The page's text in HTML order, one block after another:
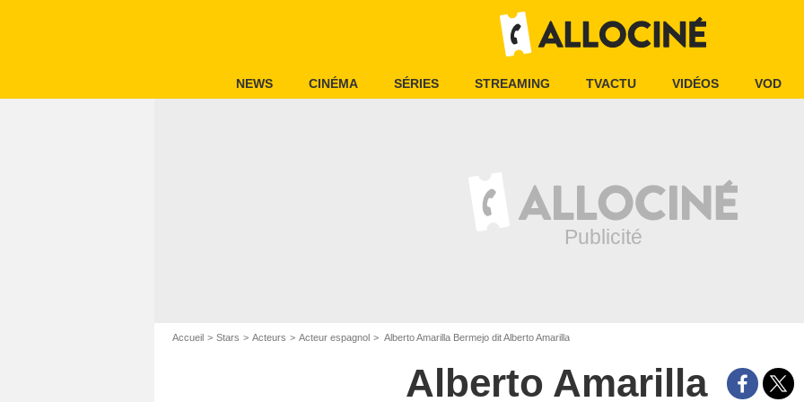
NEWS CINÉMA SÉRIES STREAMING TVACTU VIDÉOS VOD
Accueil Stars Acteurs Acteur espagnol Alberto Amarilla Bermejo dit Alberto Amarilla
Alberto Amarilla